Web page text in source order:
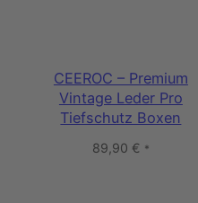
CEEROC – Premium
Vintage Leder Pro
Tiefschutz Boxen
89,90 € *